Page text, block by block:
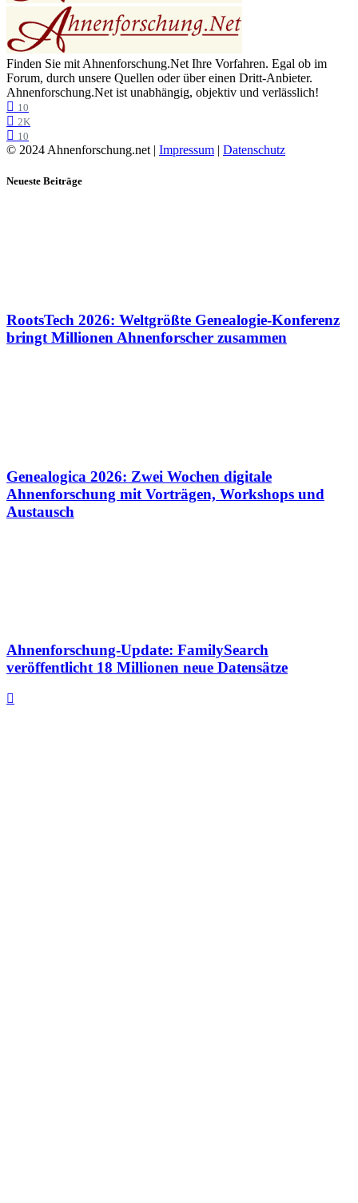
Finden Sie mit Ahnenforschung.Net Ihre Vorfahren. Egal ob im
Forum, durch unsere Quellen oder über einen Dritt-Anbieter.
Ahnenforschung.Net ist unabhängig, objektiv und verlässlich!
10
2K
10
© 2024 Ahnenforschung.net | Impressum | Datenschutz
Neueste Beiträge
RootsTech 2026: Weltgrößte Genealogie-Konferenz
bringt Millionen Ahnenforscher zusammen
Genealogica 2026: Zwei Wochen digitale
Ahnenforschung mit Vorträgen, Workshops und
Austausch
Ahnenforschung-Update: FamilySearch
veröffentlicht 18 Millionen neue Datensätze